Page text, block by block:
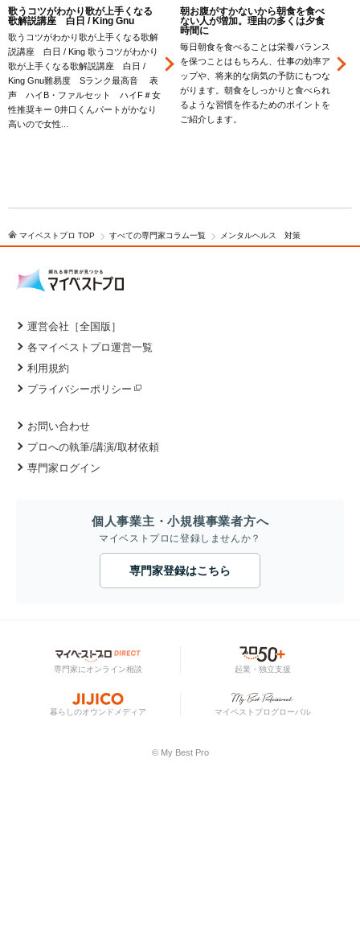
歌うコツがわかり歌が上手くなる
歌解説講座 白日 / King Gnu
歌うコツがわかり歌が上手くなる歌解
説講座 白日 / King 歌うコツがわかり
歌が上手くなる歌解説講座 白日 /
King Gnu難易度 Sランク最高音 表
声 ハイB・ファルセット ハイF＃女
性推奨キー 0井口くんパートがかなり
高いので女性...
朝お腹がすかないから朝食を食べ
ない人が増加。理由の多くは夕食
時間に
毎日朝食を食べることは栄養バランス
を保つことはもちろん、仕事の効率ア
ップや、将来的な病気の予防にもつな
がります。朝食をしっかりと食べられ
るような習慣を作るためのポイントを
ご紹介します。
マイベストプロ TOP すべての専門家コラム一覧 メンタルヘルス 対策
運営会社［全国版］
各マイベストプロ運営一覧
利用規約
プライバシーポリシー
お問い合わせ
プロへの執筆/講演/取材依頼
専門家ログイン
個人事業主・小規模事業者方へ
マイベストプロに登録しませんか？
専門家登録はこちら
専門家にオンライン相談 起業・独立支援
暮らしのオウンドメディア マイベストプログローバル
© My Best Pro